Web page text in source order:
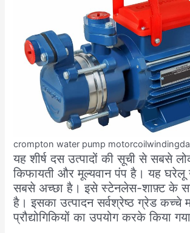
crompton water pump
यह शीर्ष दस उत्पादों की सूची से सबसे
किफायती और मूल्यवान पंप है। यह घरेलू
सबसे अच्छा है। इसे स्टेनलेस-शाफ़्ट के
है। इसका उत्पादन सर्वश्रेष्ठ ग्रेड कच्चे
प्रौद्योगिकियों का उपयोग करके किया